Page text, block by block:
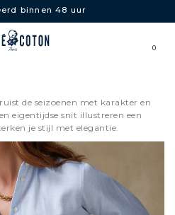
binnen 48 uur
0
de seizoenen met karakter en
eigentijdse snit illustreren een
je stijl met elegantie.